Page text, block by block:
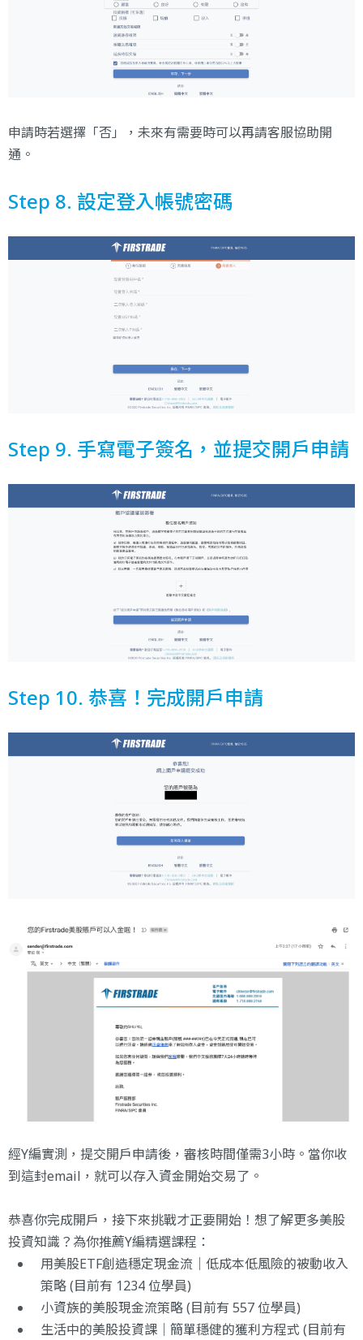
申請時若選擇「否」，未來有需要時可以再請客服協助開
通。
Step 8. 設定登入帳號密碼
Step 9. 手寫電子簽名，並提交開戶申請
Step 10. 恭喜！完成開戶申請
經Y編實測，提交開戶申請後，審核時間僅需3小時。當你收
到這封email，就可以存入資金開始交易了。
恭喜你完成開戶，接下來挑戰才正要開始！想了解更多美股
投資知識？為你推薦Y編精選課程：
用美股ETF創造穩定現金流｜低成本低風險的被動收入
策略(目前有 1234 位學員)
小資族的美股現金流策略(目前有 557 位學員)
生活中的美股投資課｜簡單穩健的獲利方程式 (目前有